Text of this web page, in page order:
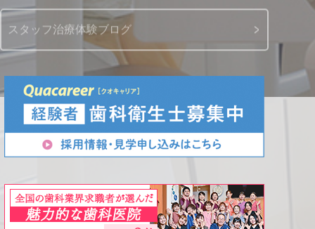
スタッフ治療体験ブログ